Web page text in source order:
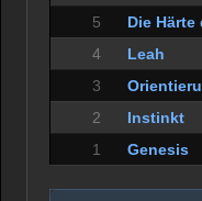
5 Die Härte
4 Leah
3
2 Instinkt
1 Genesis